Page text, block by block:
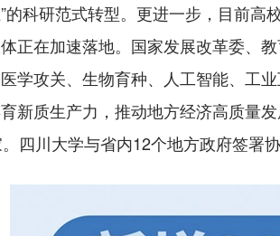
的科研范式转型。更进一步，目前
正在加速落地。国家发展改革委、
学攻关、生物育种、人工智能、工
新质生产力，推动地方经济高质量
四川大学与省内12个地方政府签署